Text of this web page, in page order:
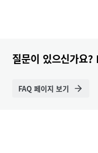
질문이 있으신가요
FAQ 페이지 보기